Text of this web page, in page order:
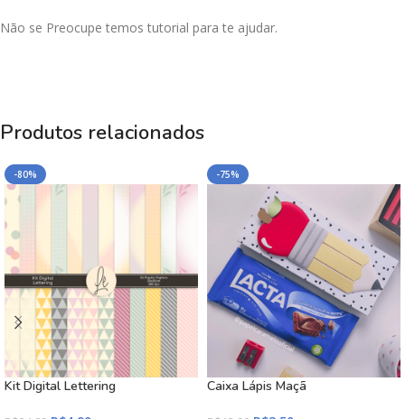
Não se Preocupe temos tutorial para te ajudar.
Produtos relacionados
-80%
Kit Digital Lettering
-75%
Caixa Lápis Maçã